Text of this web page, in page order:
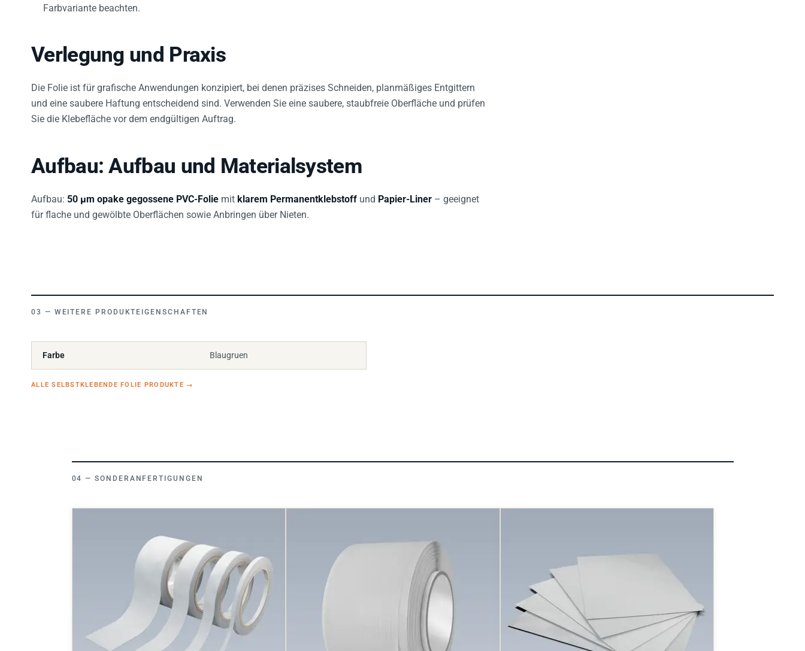
Verlegung und Praxis
Die Folie ist für grafische Anwendungen konzipiert, bei denen präzises Schneiden, planmäßiges Entgittern
und eine saubere Haftung entscheidend sind. Verwenden Sie eine saubere, staubfreie Oberfläche und prüfen
Sie die Klebefläche vor dem endgültigen Auftrag.
Aufbau: Aufbau und Materialsystem
Aufbau: 50 µm opake gegossene PVC-Folie mit klarem Permanentklebstoff und Papier-Liner
– geeignet
für flache und gewölbte Oberflächen sowie Anbringen über Nieten.